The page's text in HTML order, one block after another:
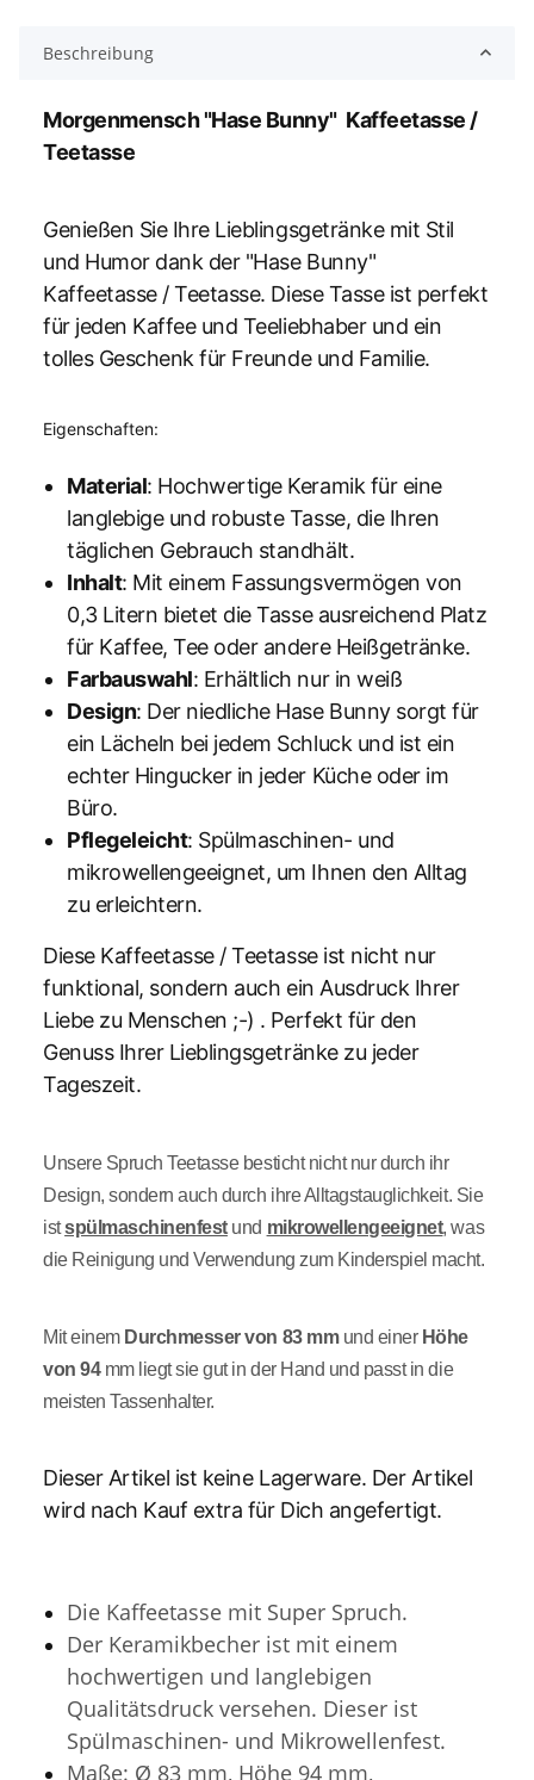
Beschreibung
Morgenmensch "Hase Bunny" Kaffeetasse /
Teetasse
Genießen Sie Ihre Lieblingsgetränke mit Stil
und Humor dank der "Hase Bunny"
Kaffeetasse / Teetasse. Diese Tasse ist perfekt
für jeden Kaffee und Teeliebhaber und ein
tolles Geschenk für Freunde und Familie.
Eigenschaften:
Material: Hochwertige Keramik für eine
langlebige und robuste Tasse, die Ihren
täglichen Gebrauch standhält.
Inhalt: Mit einem Fassungsvermögen von
0,3 Litern bietet die Tasse ausreichend Platz
für Kaffee, Tee oder andere Heißgetränke.
Farbauswahl: Erhältlich nur in weiß
Design: Der niedliche Hase Bunny sorgt für
ein Lächeln bei jedem Schluck und ist ein
echter Hingucker in jeder Küche oder im
Büro.
Pflegeleicht: Spülmaschinen- und
mikrowellengeeignet, um Ihnen den Alltag
zu erleichtern.
Diese Kaffeetasse / Teetasse ist nicht nur
funktional, sondern auch ein Ausdruck Ihrer
Liebe zu Menschen ;-) . Perfekt für den
Genuss Ihrer Lieblingsgetränke zu jeder
Tageszeit.
Unsere Spruch Teetasse besticht nicht nur durch ihr
Design, sondern auch durch ihre Alltagstauglichkeit. Sie
istspülmaschinenfestund mikrowellengeeignet, was
die Reinigung und Verwendung zum Kinderspiel macht.
Mit einem Durchmesser von 83 mm und einer Höhe
von 94 mm liegt sie gut in der Hand und passt in die
meisten Tassenhalter.
Dieser Artikel ist keine Lagerware. Der Artikel
wird nach Kauf extra für Dich angefertigt.
Die Kaffeetasse mit Super Spruch.
Der Keramikbecher ist mit einem
hochwertigen und langlebigen
Qualitätsdruck versehen. Dieser ist
Spülmaschinen- und Mikrowellenfest.
Maße: Ø 83 mm, Höhe 94 mm,